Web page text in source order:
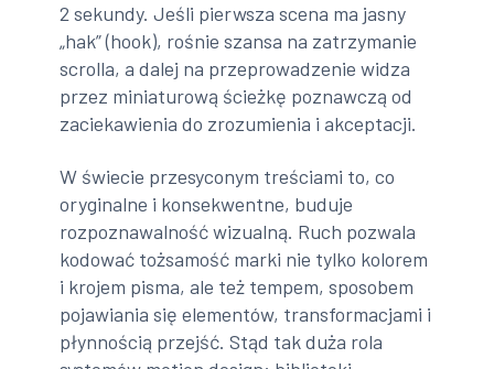
2 sekundy. Jeśli pierwsza scena ma jasny
„hak” (hook), rośnie szansa na zatrzymanie
scrolla, a dalej na przeprowadzenie widza
przez miniaturową ścieżkę poznawczą od
zaciekawienia do zrozumienia i akceptacji.
W świecie przesyconym treściami to, co
oryginalne i konsekwentne, buduje
rozpoznawalność wizualną. Ruch pozwala
kodować tożsamość marki nie tylko kolorem
i krojem pisma, ale też tempem, sposobem
pojawiania się elementów, transformacjami i
płynnością przejść. Stąd tak duża rola